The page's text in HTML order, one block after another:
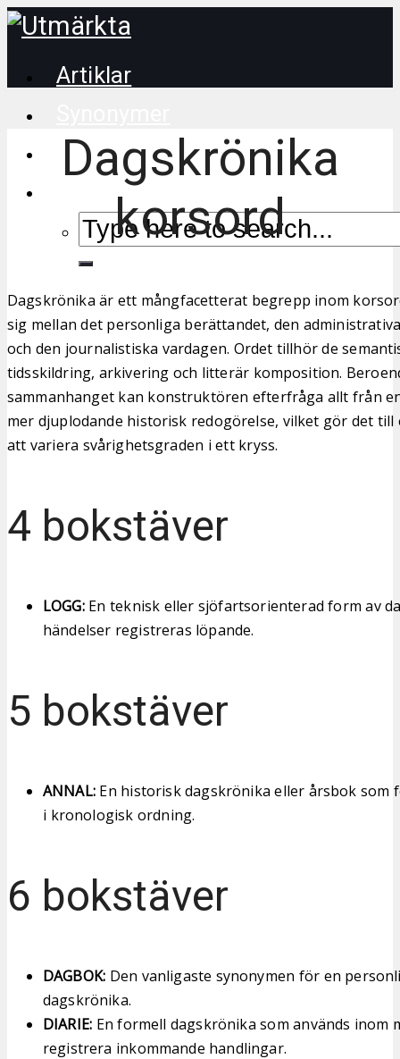
Artiklar
Korsordstips
Dagskrönika
korsord
Dagskrönika är ett mångfacetterat begrepp inom
sig mellan det personliga berättandet, den
och den journalistiska vardagen. Ordet tillhör de
tidsskildring, arkivering och litterär komposition.
sammanhanget kan konstruktören efterfråga allt från
mer djuplodande historisk redogörelse, vilket gör det
att variera svårighetsgraden i ett kryss.
4 bokstäver
LOGG:En teknisk eller sjöfartsorienterad form av
händelser registreras löpande.
5 bokstäver
ANNAL:En historisk dagskrönika eller årsbok som
i kronologisk ordning.
6 bokstäver
DAGBOK: Den vanligaste synonymen för en
dagskrönika.
DIARIE: En formell dagskrönika som används inom
registrera inkommande handlingar.